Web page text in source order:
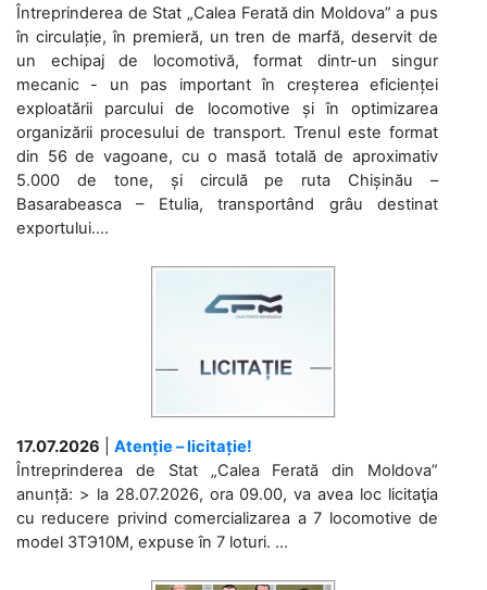
Întreprinderea de Stat „Calea Ferată din Moldova” a pus
în circulație, în premieră, un tren de marfă, deservit de
un echipaj de locomotivă, format dintr-un singur
mecanic - un pas important în creșterea eficienței
exploatării parcului de locomotive și în optimizarea
organizării procesului de transport. Trenul este format
din 56 de vagoane, cu o masă totală de aproximativ
5.000 de tone, și circulă pe ruta Chișinău –
Basarabeasca – Etulia, transportând grâu destinat
exportului....
17.07.2026
Atenție – licitație!
Întreprinderea de Stat „Calea Ferată din Moldova”
anunță: > la 28.07.2026, ora 09.00, va avea loc licitaţia
cu reducere privind comercializarea a 7 locomotive de
model 3ТЭ10М, expuse în 7 loturi. ...